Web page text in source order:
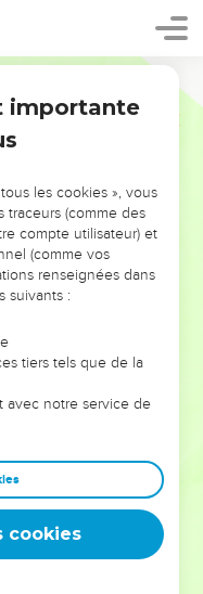
!
VOUS ÉVITER LES
les doutes, les erreurs
alors même que ce
et responsables
afin que leurs erreurs
un ministère, une
expérience est faite
importante
les cookies », vous
(comme des
compte utilisateur) et
(comme vos
renseignées dans
suivants :
tiers tels que de la
avec notre service de
cookies